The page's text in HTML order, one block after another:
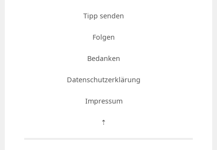
Tipp senden
Folgen
Bedanken
Datenschutzerklärung
Impressum
⇡